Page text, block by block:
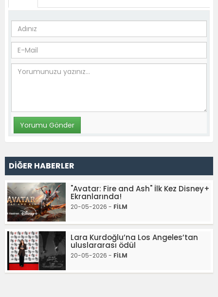
DİĞER HABERLER
"Avatar: Fire and Ash" İlk Kez Disney+
Ekranlarında!
20-05-2026 - FİLM
Lara Kurdoğlu’na Los Angeles’tan
uluslararası ödül
20-05-2026 - FİLM